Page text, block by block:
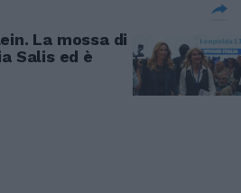
La mossa di
Salis ed è